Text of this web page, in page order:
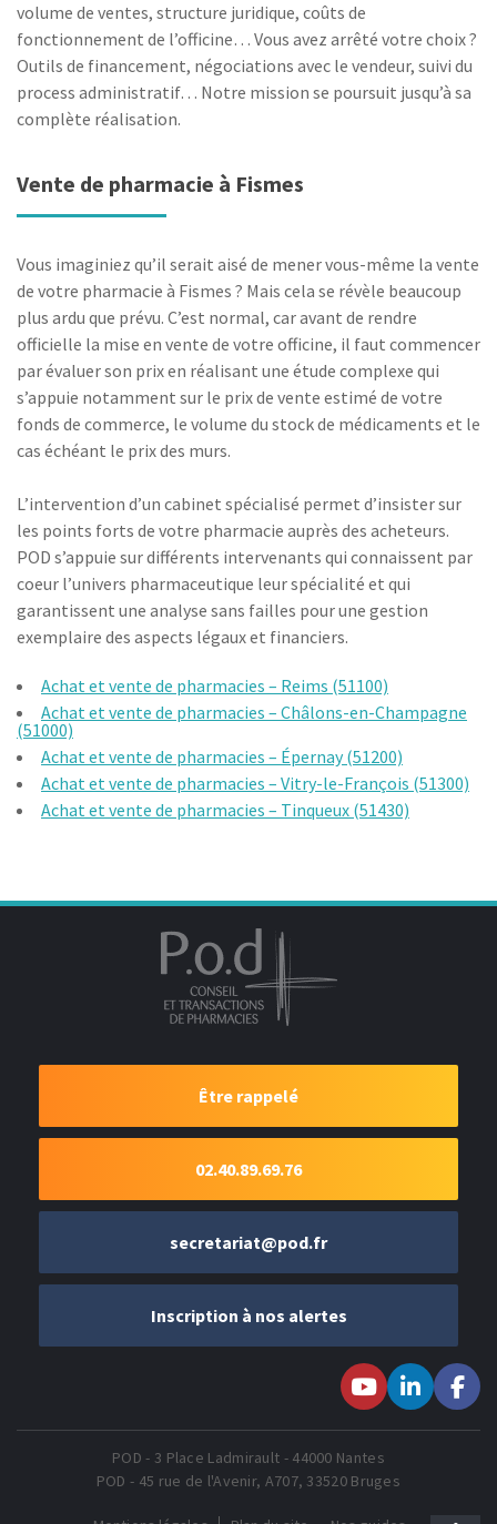
volume de ventes, structure juridique, coûts de
fonctionnement de l’officine… Vous avez arrêté votre choix ?
Outils de financement, négociations avec le vendeur, suivi du
process administratif… Notre mission se poursuit jusqu’à sa
complète réalisation.
Vente de pharmacie à Fismes
Vous imaginiez qu’il serait aisé de mener vous-même la vente
de votre pharmacie à Fismes ? Mais cela se révèle beaucoup
plus ardu que prévu. C’est normal, car avant de rendre
officielle la mise en vente de votre officine, il faut commencer
par évaluer son prix en réalisant une étude complexe qui
s’appuie notamment sur le prix de vente estimé de votre
fonds de commerce, le volume du stock de médicaments et le
cas échéant le prix des murs.
L’intervention d’un cabinet spécialisé permet d’insister sur
les points forts de votre pharmacie auprès des acheteurs.
POD s’appuie sur différents intervenants qui connaissent par
coeur l’univers pharmaceutique leur spécialité et qui
garantissent une analyse sans failles pour une gestion
exemplaire des aspects légaux et financiers.
Achat et vente de pharmacies – Reims (51100)
Achat et vente de pharmacies – Châlons-en-Champagne
(51000)
Achat et vente de pharmacies – Épernay (51200)
Achat et vente de pharmacies – Vitry-le-François (51300)
Achat et vente de pharmacies – Tinqueux (51430)
Être rappelé
02.40.89.69.76
secretariat@pod.fr
Inscription à nos alertes
Youtubesur LinkedIn
nous sur
POD - 3 Place Ladmirault - 44000 Nantes
POD - 45 rue de l'Avenir, A707, 33520 Bruges